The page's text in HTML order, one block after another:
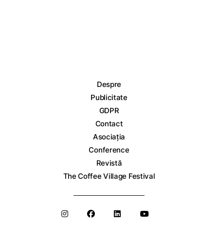
Despre
Publicitate
GDPR
Contact
Asociația
Conference
Revistă
The Coffee Village Festival